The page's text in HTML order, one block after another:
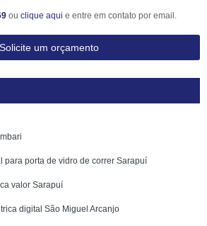
ou clique aqui e entre em contato por email.
Solicite um orçamento
para porta de vidro de correr Sarapuí
valor Sarapuí
digital São Miguel Arcanjo